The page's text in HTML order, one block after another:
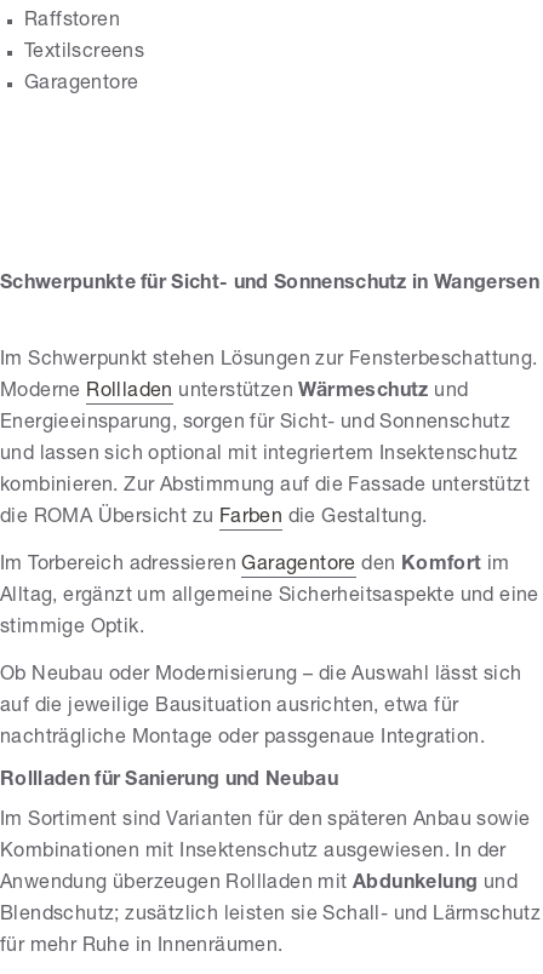
Raffstoren
Textilscreens
Garagentore
Schwerpunkte für Sicht- und Sonnenschutz in Wangersen
Im Schwerpunkt stehen Lösungen zur Fensterbeschattung.
Moderne Rollladen unterstützen Wärmeschutz und
Energieeinsparung, sorgen für Sicht- und Sonnenschutz
und lassen sich optional mit integriertem Insektenschutz
kombinieren. Zur Abstimmung auf die Fassade unterstützt
die ROMA Übersicht zu Farben die Gestaltung.
Im Torbereich adressierenGaragentore den Komfort im
Alltag, ergänzt um allgemeine Sicherheitsaspekte und eine
stimmige Optik.
Ob Neubau oder Modernisierung – die Auswahl lässt sich
auf die jeweilige Bausituation ausrichten, etwa für
nachträgliche Montage oder passgenaue Integration.
Rollladen für Sanierung und Neubau
Im Sortiment sind Varianten für den späteren Anbau sowie
Kombinationen mit Insektenschutz ausgewiesen. In der
Anwendung überzeugen Rollladen mit Abdunkelung und
Blendschutz; zusätzlich leisten sie Schall- und Lärmschutz
für mehr Ruhe in Innenräumen.